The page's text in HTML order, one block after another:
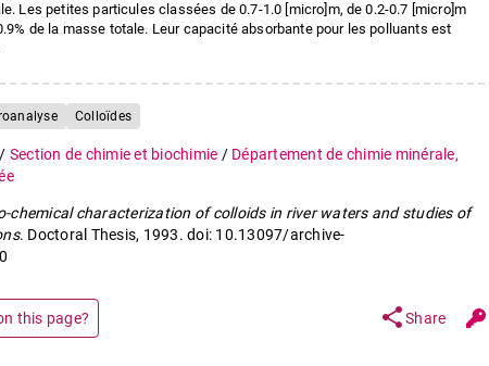
Les petites particules classées de 0.7-1.0 [micro]m, de 0.2-0.7 [micro]m
de la masse totale. Leur capacité absorbante pour les polluants est
Colloïdes
/ Section de chimie et biochimie / Département de chimie minérale,
chemical characterization of colloids in river waters and studies of
. Doctoral Thesis, 1993. doi: 10.13097/archive-
this page? shareShare